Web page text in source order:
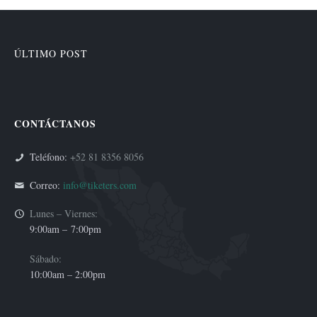
ÚLTIMO POST
CONTÁCTANOS
Teléfono: +52 81 8356 8056
Correo: info@tiketers.com
Lunes – Viernes:
9:00am – 7:00pm
Sábado:
10:00am – 2:00pm